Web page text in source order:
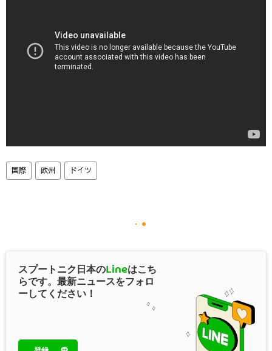
国際 欧州 ドイツ
スプートニク日本のLineはこち
らです。最新ニュースをフォロ
ーしてください！